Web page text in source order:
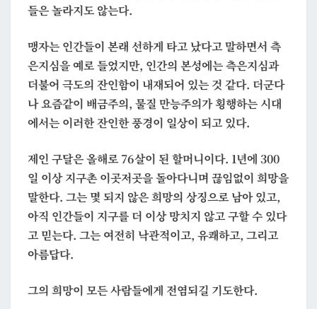
들은 놀라지도 않는다.
맹자는 인간들이 본래 선하게 타고 났다고 말하면서 측
은지심을 예로 들었지만, 인간의 본성에는 측은지심과
더불어 극도의 잔인함이 내재되어 있는 것 같다. 더군다
나 요즘같이 배금주의, 물질 만능주의가 횡행하는 시대
에서는 이러한 잔인한 풍경이 일상이 되고 있다.
제인 구달은 올해로 76살이 된 할머니이다. 1년에 300
일 이상 지구촌 이곳저곳을 돌아다니며 끊임없이 희망을
말한다. 그는 몇 되지 않은 희망의 상징으로 남아 있고,
아직 인간들이 지구를 더 이상 망치지 않고 구할 수 있다
고 믿는다. 그는 여전히 낙관적이고, 유쾌하고, 그리고
아름답다.
그의 희망이 모든 사람들에게 전염되길 기도한다.